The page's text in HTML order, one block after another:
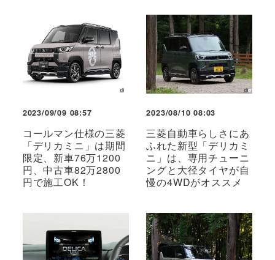
2023/09/09 08:57
コールマン仕様の三菱
「デリカミニ」は期間
限定、新車76万1200
円、中古車82万2800
円で施工OK！
2023/08/10 08:03
三菱自動車らしさにあ
ふれた新型「デリカミ
ニ」は、専用チューニ
ングと大径タイヤが自
慢の4WDがオススメ